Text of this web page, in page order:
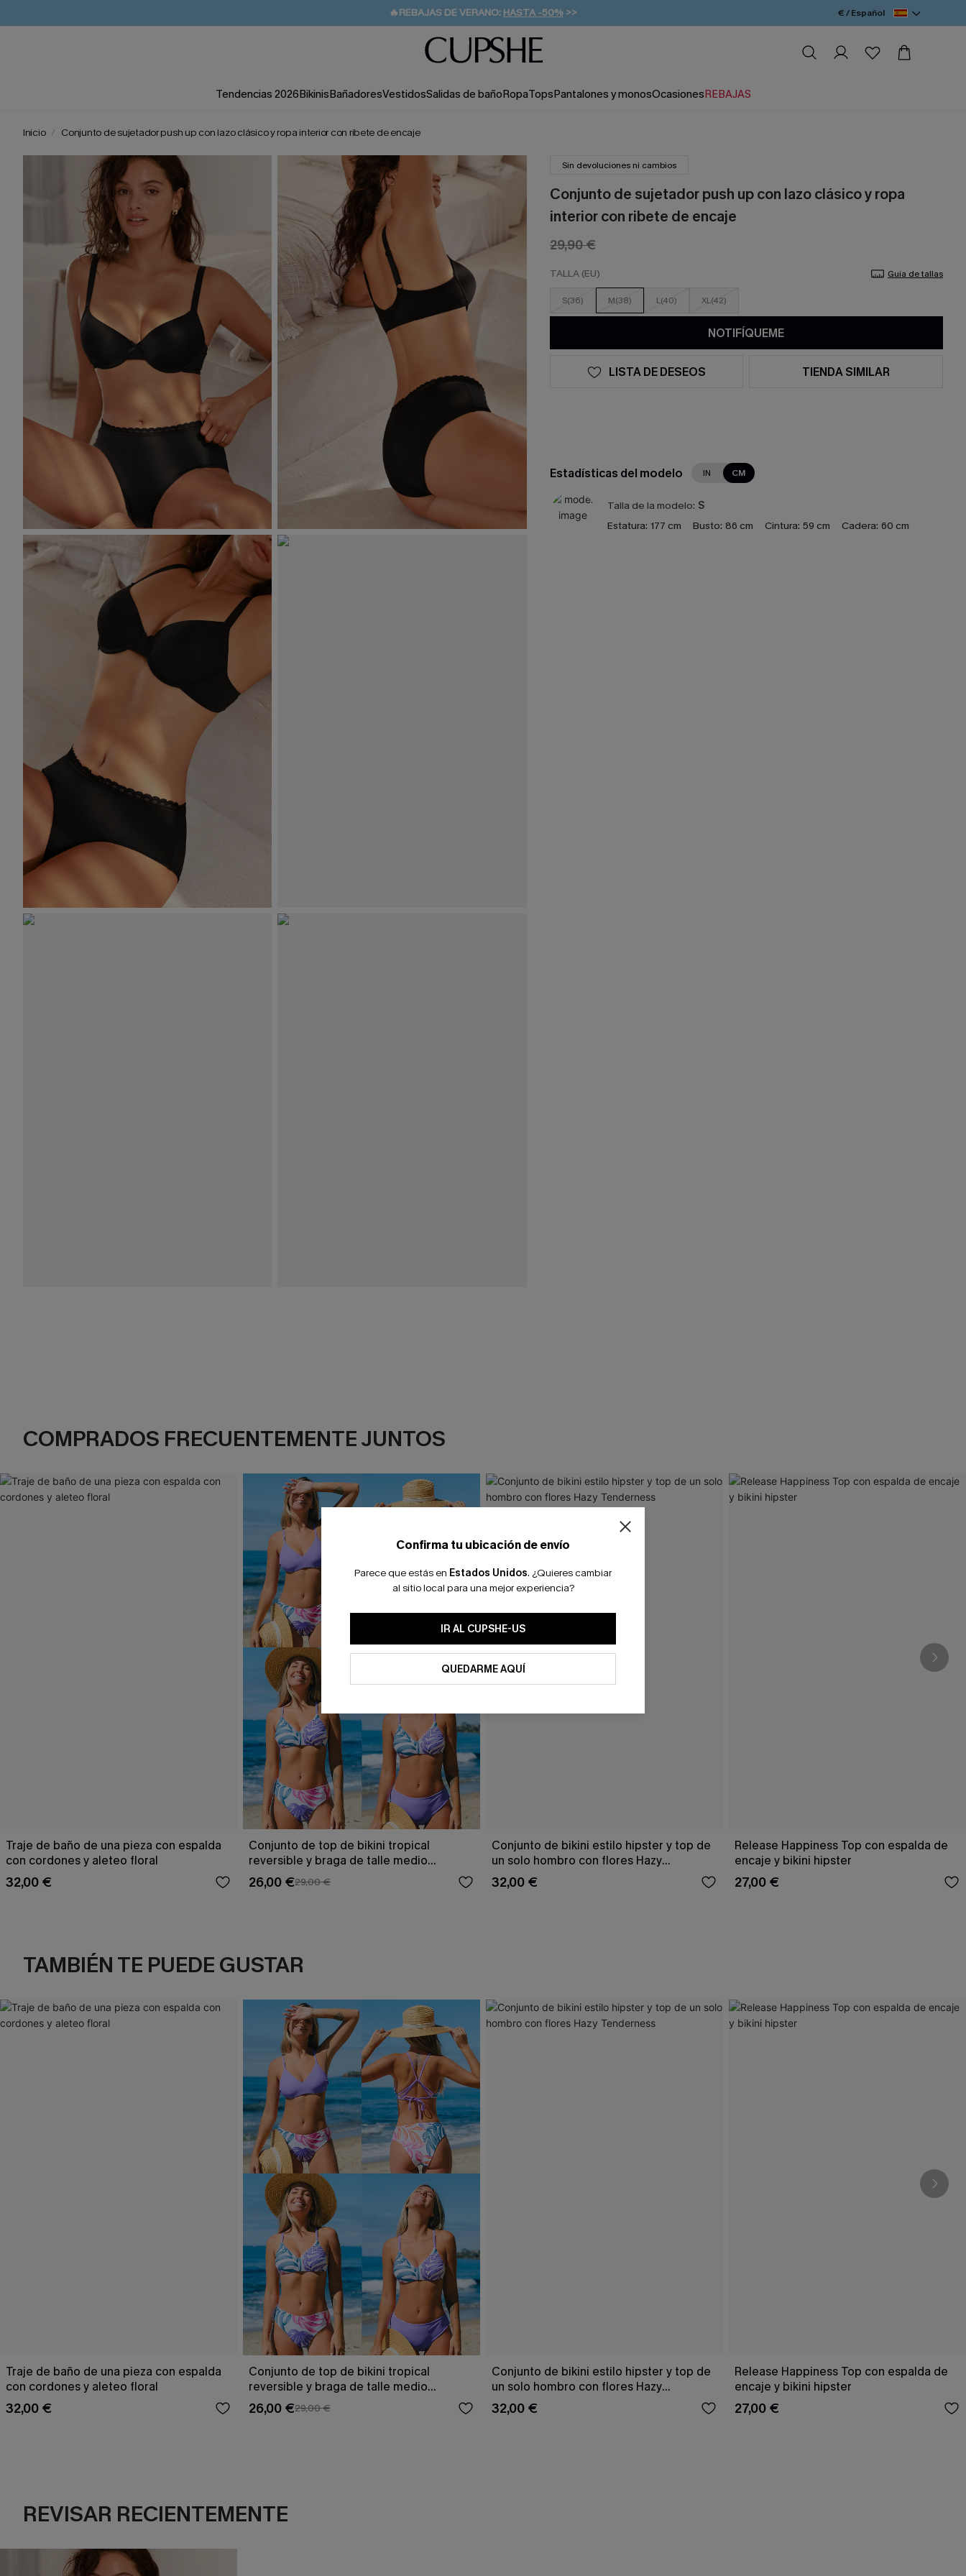
👒PROMOCIÓN DE VERANO:-10% EN 2 VESTIDOS
💌¡SUSCRIBIRSE & GANAR -10% EXTRA!
🚚ENVÍO GRATUITO A PARTIR DE 49 € >>
€ / Español
Tendencias 2026BikinisBañadoresVestidosSalidas de bañoRopaTopsPantalones y monosOcasionesREBAJAS
Inicio Conjunto de sujetador push up con lazo clásico y ropa interior con ribete de encaje
Sin devoluciones ni cambios
Conjunto de sujetador push up con lazo clásico y ropa
interior con ribete de encaje
29,90 €
TALLA (EU) Guía de tallas
S(36) M(38) L(40) XL(42)
NOTIFÍQUEME
LISTA DE DESEOS TIENDA SIMILAR
Estadísticas del modelo IN CM
Talla de la modelo: S
Estatura: 177 cm Busto: 86 cm Cintura: 59 cm Cadera: 60 cm
COMPRADOS FRECUENTEMENTE JUNTOS
Traje de baño de una pieza con espalda
con cordones y aleteo floral
32,00 €
Conjunto de top de bikini tropical
reversible y braga de talle medio
Escaping
26,00 €29,00 €
Conjunto de bikini estilo hipster y top de
un solo hombro con flores Hazy
Tenderness
32,00 €
Release Happiness Top con espalda de
encaje y bikini hipster
27,00 €
TAMBIÉN TE PUEDE GUSTAR
Traje de baño de una pieza con espalda
con cordones y aleteo floral
32,00 €
Conjunto de top de bikini tropical
reversible y braga de talle medio
Escaping
26,00 €29,00 €
Conjunto de bikini estilo hipster y top de
un solo hombro con flores Hazy
Tenderness
32,00 €
Release Happiness Top con espalda de
encaje y bikini hipster
27,00 €
REVISAR RECIENTEMENTE
Confirma tu ubicación de envío
Parece que estás en Estados Unidos. ¿Quieres cambiar
al sitio local para una mejor experiencia?
IR AL CUPSHE-US
QUEDARME AQUÍ